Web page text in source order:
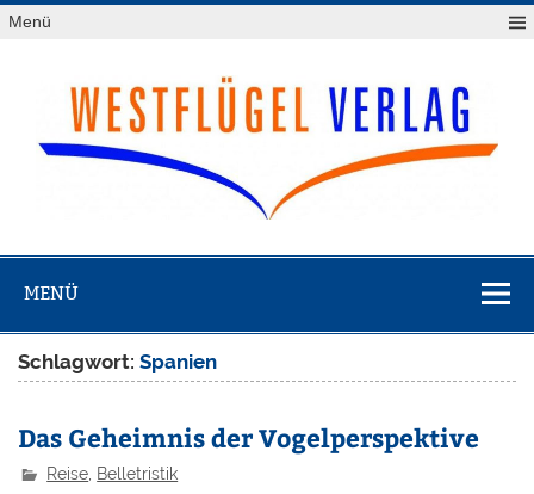
Zum
Inhalt
Menü
Verlag
MENÜ
Schlagwort:Spanien
Das Geheimnis der Vogelperspektive
Reise Belletristik